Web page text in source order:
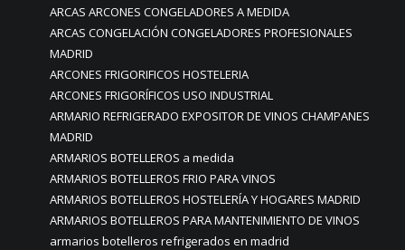
ARCAS ARCONES CONGELADORES A MEDIDA
ARCAS CONGELACIÓN CONGELADORES PROFESIONALES
MADRID
ARCONES FRIGORIFICOS HOSTELERIA
ARCONES FRIGORÍFICOS USO INDUSTRIAL
ARMARIO REFRIGERADO EXPOSITOR DE VINOS CHAMPANES
MADRID
ARMARIOS BOTELLEROS a medida
ARMARIOS BOTELLEROS FRIO PARA VINOS
ARMARIOS BOTELLEROS HOSTELERÍA Y HOGARES MADRID
ARMARIOS BOTELLEROS PARA MANTENIMIENTO DE VINOS
armarios botelleros refrigerados en madrid